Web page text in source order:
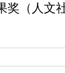
奖（人文